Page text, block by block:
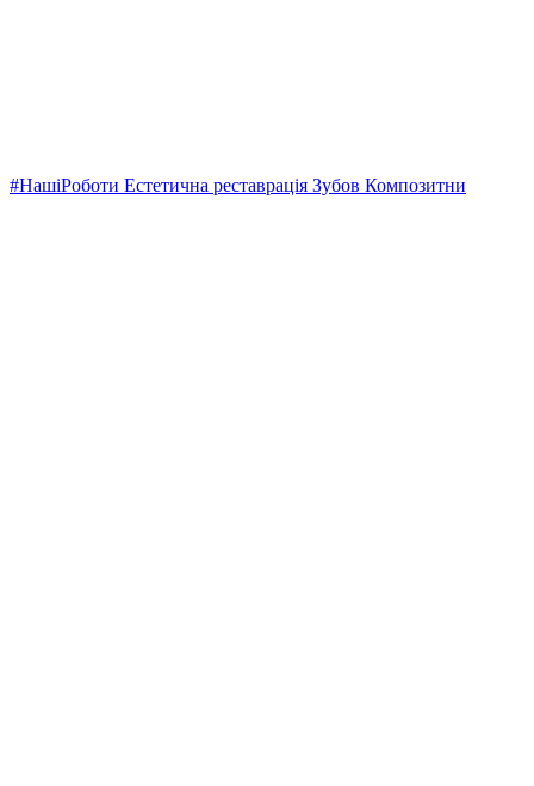
#НашіРоботи Естетична реставрація Зубов Композитни